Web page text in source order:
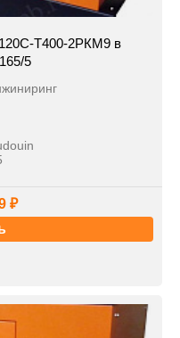
Т400-2РКМ9 в
5
₽